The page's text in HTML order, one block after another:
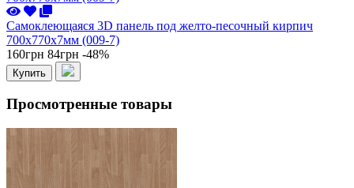
Самоклеющаяся 3D панель под желто-песочный кирпич
700x770x7мм (009-7)
160грн 84грн -48%
Купить
Просмотренные товары